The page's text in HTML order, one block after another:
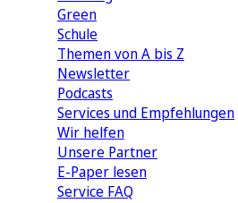
Green
Schule
Themen von A bis Z
Newsletter
Podcasts
Services und Empfehlungen
Wir helfen
Unsere Partner
E-Paper lesen
Service FAQ